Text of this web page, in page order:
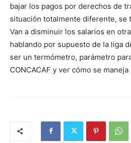
bajar los pagos por derechos de
situación totalmente diferente, se
Van a disminuir los salarios en
hablando por supuesto de la liga
ser un termómetro, parámetro
CONCACAF y ver cómo se